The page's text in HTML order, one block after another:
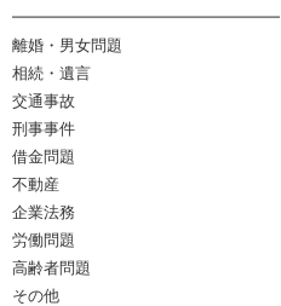
━━━━━━━━━━━━━━━━━
離婚・男女問題
相続・遺言
交通事故
刑事事件
借金問題
不動産
企業法務
労働問題
高齢者問題
その他